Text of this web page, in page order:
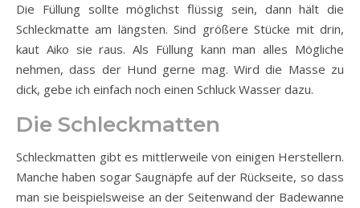
Die Füllung sollte möglichst flüssig sein, dann hält die
Schleckmatte am längsten. Sind größere Stücke mit drin,
kaut Aiko sie raus. Als Füllung kann man alles Mögliche
nehmen, dass der Hund gerne mag. Wird die Masse zu
dick, gebe ich einfach noch einen Schluck Wasser dazu.
Die Schleckmatten
Schleckmatten gibt es mittlerweile von einigen Herstellern.
Manche haben sogar Saugnäpfe auf der Rückseite, so dass
man sie beispielsweise an der Seitenwand der Badewanne